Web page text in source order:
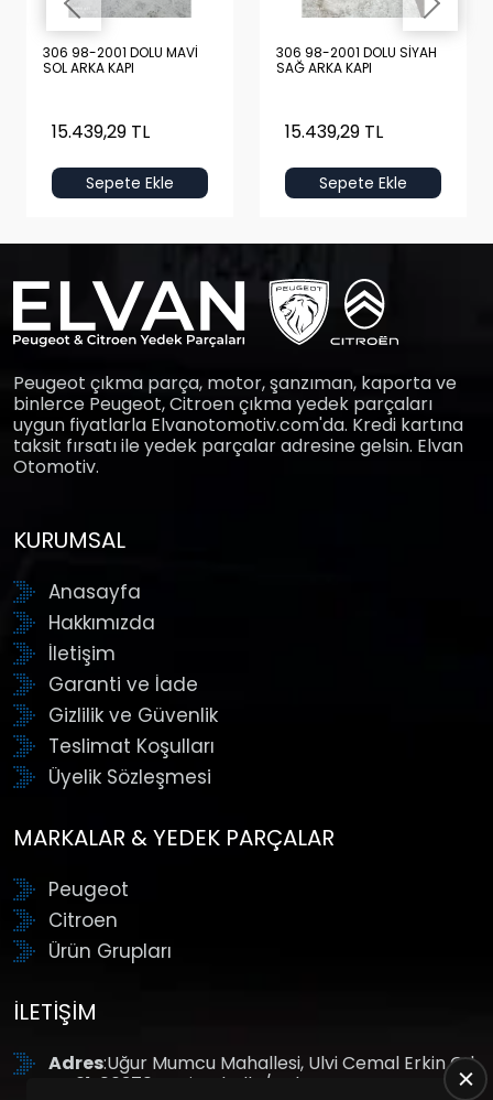
306 98-2001 DOLU MAVİ
SOL ARKA KAPI
15.439,29 TL
Sepete Ekle
306 98-2001 DOLU SİYAH
SAĞ ARKA KAPI
15.439,29 TL
Sepete Ekle
Peugeot çıkma parça, motor, şanzıman, kaporta ve
binlerce Peugeot, Citroen çıkma yedek parçaları
uygun fiyatlarla Elvanotomotiv.com'da. Kredi kartına
taksit fırsatı ile yedek parçalar adresine gelsin. Elvan
Otomotiv.
KURUMSAL
Anasayfa
Hakkımızda
İletişim
Garanti ve İade
Gizlilik ve Güvenlik
Teslimat Koşulları
Üyelik Sözleşmesi
MARKALAR & YEDEK PARÇALAR
Peugeot
Citroen
Ürün Grupları
İLETIŞIM
Adres:Uğur Mumcu Mahallesi, Ulvi Cemal Erkin Cd.
No:61, 06370 Yenimahalle/Ankara